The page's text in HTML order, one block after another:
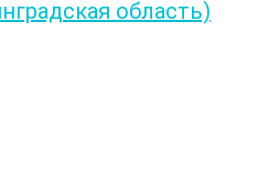
область)